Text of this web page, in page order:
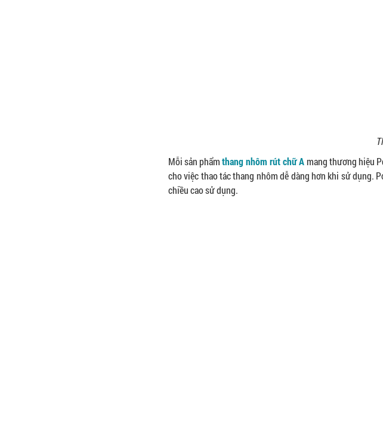
Mỗi sản phẩmthang nhôm rút chữ A mang thương hiệu
cho việc thao tác thang nhôm dễ dàng hơn khi sử dụng.
chiều cao sử dụng.